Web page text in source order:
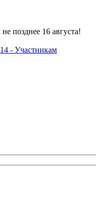
позднее 16 августа!
- Участникам